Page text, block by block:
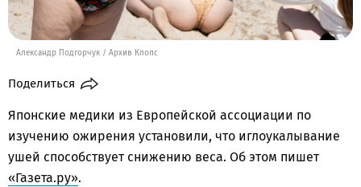
Александр Подгорчук / Архив Клопс
Поделиться
Японские медики из Европейской ассоциации по
изучению ожирения установили, что иглоукалывание
ушей способствует снижению веса. Об этом пишет
«Газета.ру».